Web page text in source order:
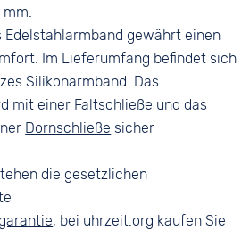
mm.
gewährt einen
Im Lieferumfang befindet sich
Silikonarmband. Das
mit einer Faltschließe und das
Dornschließe sicher
die gesetzlichen
, bei uhrzeit.org kaufen Sie